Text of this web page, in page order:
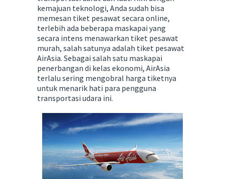
kemajuan teknologi, Anda sudah bisa
memesan tiket pesawat secara online,
terlebih ada beberapa maskapai yang
secara intens menawarkan tiket pesawat
murah, salah satunya adalah tiket pesawat
AirAsia. Sebagai salah satu maskapai
penerbangan di kelas ekonomi, AirAsia
terlalu sering mengobral harga tiketnya
untuk menarik hati para pengguna
transportasi udara ini.